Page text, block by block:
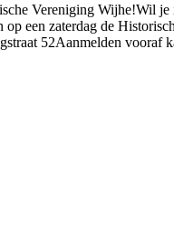
Vereniging Wijhe!Wil
op een zaterdag de
52Aanmelden